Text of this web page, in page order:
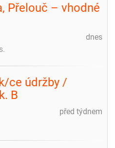
Přelouč – vhodné
dnes
ce údržby /
B
před týdnem